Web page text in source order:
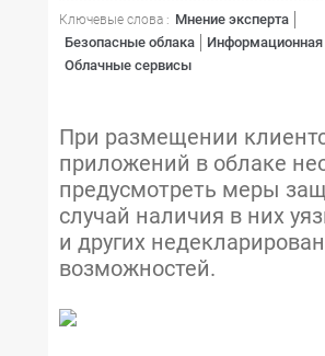
Ключевые слова : Мнение эксперта
Безопасные облака
Информационная
Облачные сервисы
При размещении
приложений в облаке
предусмотреть меры
случай наличия в них
и других
возможностей.